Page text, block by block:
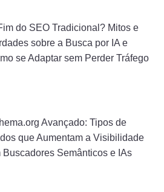
do SEO Tradicional? Mitos e
sobre a Busca por IA e
se Adaptar sem Perder Tráfego
Avançado: Tipos de
que Aumentam a Visibilidade
Buscadores Semânticos e IAs